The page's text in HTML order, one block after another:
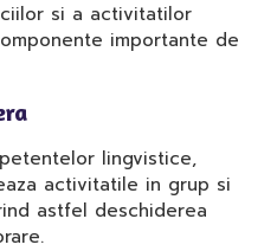
si a activitatilor
importante de
lingvistice,
activitatile in grup si
astfel deschiderea